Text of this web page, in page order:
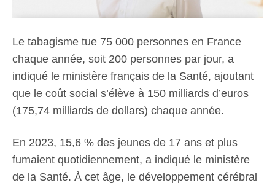
Le tabagisme tue 75 000 personnes en France
chaque année, soit 200 personnes par jour, a
indiqué le ministère français de la Santé, ajoutant
que le coût social s’élève à 150 milliards d’euros
(175,74 milliards de dollars) chaque année.
En 2023, 15,6 % des jeunes de 17 ans et plus
fumaient quotidiennement, a indiqué le ministère
de la Santé. À cet âge, le développement cérébral